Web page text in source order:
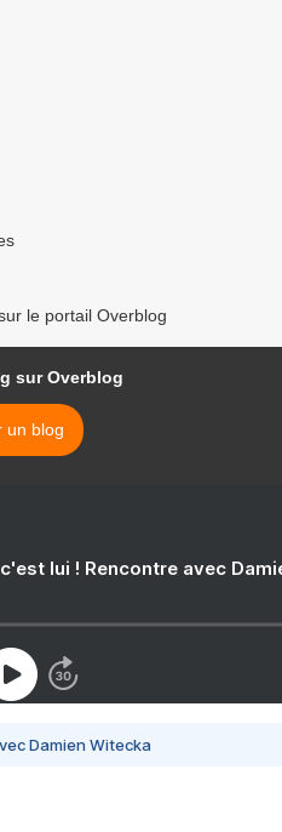
le portail Overblog
sur Overblog
un blog
lui ! Rencontre avec
Damien Witecka